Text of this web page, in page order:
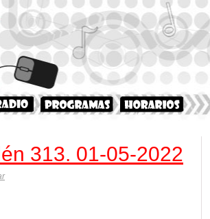
313. 01-05-2022